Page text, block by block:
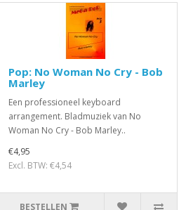
Pop: No Woman No Cry - Bob
Marley
Een professioneel keyboard
arrangement. Bladmuziek van No
Woman No Cry - Bob Marley..
€4,95
Excl. BTW: €4,54
BESTELLEN